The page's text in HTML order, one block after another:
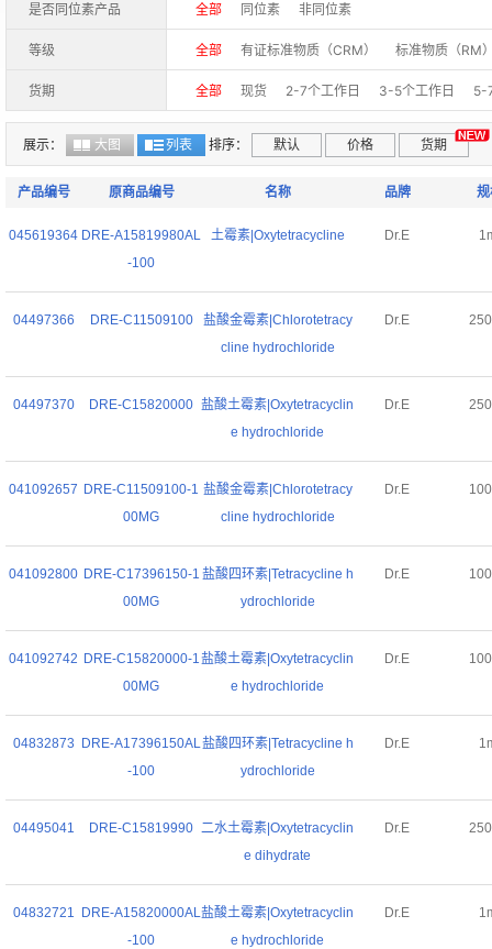
是否同位素产品 全部 同位素 非同位素
等级 全部 有证标准物质（CRM） 标准物质（RM
货期 全部 现货 2-7个工作日 3-5个工作日
5-
50-60个工作日
期货
展示：
大图 列表 排序： 默认 价格 货期
产品编号 原商品编号 名称 品牌 规
045619364 DRE-A15819980AL
-100
土霉素|Oxytetracycline Dr.E
04497366 DRE-C11509100
盐酸金霉素|Chlorotetracy
cline hydrochloride
Dr.E
04497370 DRE-C15820000 盐酸土霉素|Oxytetracyclin
e hydrochloride
Dr.E
041092657 DRE-C11509100-1
00MG
盐酸金霉素|Chlorotetracy
cline hydrochloride
Dr.E
041092800 DRE-C17396150-1
00MG
盐酸四环素|Tetracycline h
ydrochloride
Dr.E
041092742 DRE-C15820000-1
00MG
盐酸土霉素|Oxytetracyclin
e hydrochloride
Dr.E
04832873
DRE-A17396150AL
-100
盐酸四环素|Tetracycline h
ydrochloride
Dr.E
04495041 DRE-C15819990 二水土霉素|Oxytetracyclin
e dihydrate
Dr.E
04832721
DRE-A15820000AL
-100
盐酸土霉素|Oxytetracyclin
e hydrochloride
Dr.E